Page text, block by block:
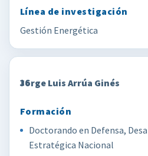
Gestión Energética
16
Jorge Luis Arrúa Ginés
Doctorando en Defensa,
Estratégica Nacional